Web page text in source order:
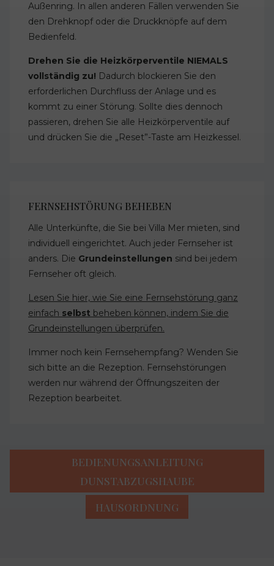
Außenring. In allen anderen Fällen verwenden Sie
den Drehknopf oder die Druckknöpfe auf dem
Bedienfeld.
Drehen Sie die Heizkörperventile NIEMALS
vollständig zu! Dadurch blockieren Sie den
erforderlichen Durchfluss der Anlage und es
kommt zu einer Störung. Sollte dies dennoch
passieren, drehen Sie alle Heizkörperventile auf
und drücken Sie die „Reset”-Taste am Heizkessel.
FERNSEHSTÖRUNG BEHEBEN
Alle Unterkünfte, die Sie bei Villa Mer mieten, sind
individuell eingerichtet. Auch jeder Fernseher ist
anders. Die Grundeinstellungen sind bei jedem
Fernseher oft gleich.
Lesen Sie hier, wie Sie eine Fernsehstörung ganz
einfach selbst beheben können, indem Sie die
Grundeinstellungen überprüfen.
Immer noch kein Fernsehempfang? Wenden Sie
sich bitte an die Rezeption. Fernsehstörungen
werden nur während der Öffnungszeiten der
Rezeption bearbeitet.
BEDIENUNGSANLEITUNG
DUNSTABZUGSHAUBE
HAUSORDNUNG